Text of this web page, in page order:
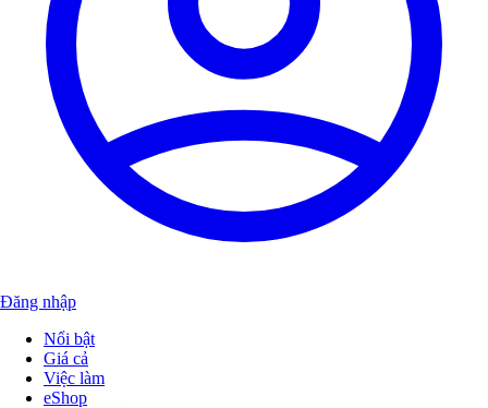
Đăng nhập
Nổi bật
Giá cả
Việc làm
eShop